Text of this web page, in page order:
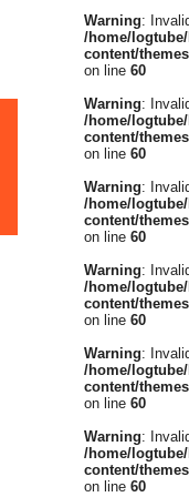
Warning:
/home/
content/
on line 60
Warning:
/home/
content/
on line 60
Warning:
/home/
content/
on line 60
Warning:
/home/
content/
on line 60
Warning:
/home/
content/
on line 60
Warning:
/home/
content/
on line 60